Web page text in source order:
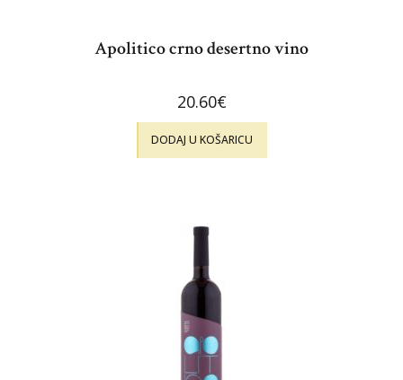
Apolitico crno desertno vino
20.60€
DODAJ U KOŠARICU